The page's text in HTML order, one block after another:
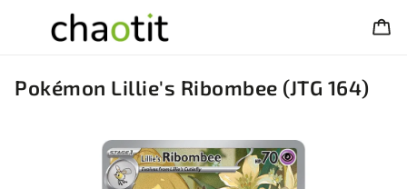
Pokémon Lillie's Ribombee (JTG 164)